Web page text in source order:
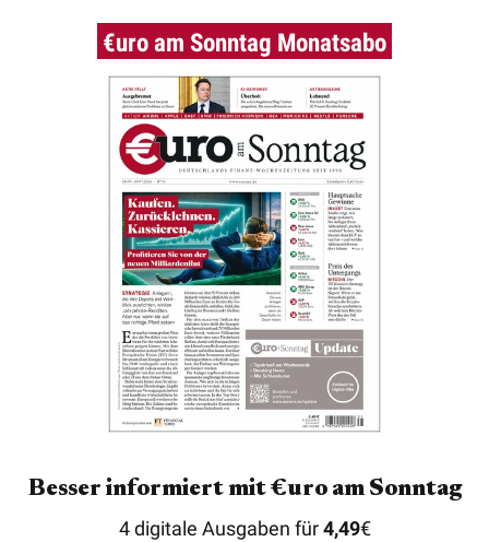
€uro am Sonntag Monatsabo
Besser informiert mit €uro am Sonntag
4 digitale Ausgaben für4,49€